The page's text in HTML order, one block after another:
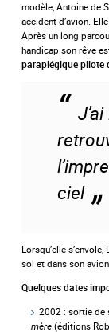
modèle, Antoine de
accident d’avion.
Après un long
handicap son rêve
paraplégique pilote
ciel
Lorsqu’elle
sol et dans son
Quelques dates
2002 : sortie de
mère (éditions